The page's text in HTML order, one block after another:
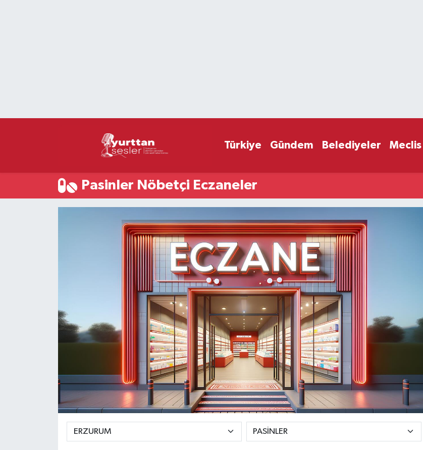
Türkiye Gündem Belediyeler Meclis
Pasinler Nöbetçi Eczaneler
Süper Lig Puan Durumu ve Fikstür
Son Dakika Haberleri